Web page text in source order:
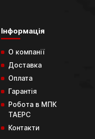
Інформація
О компанії
Доставка
Оплата
Гарантія
Робота в МПК
ТАЕРС
Контакти